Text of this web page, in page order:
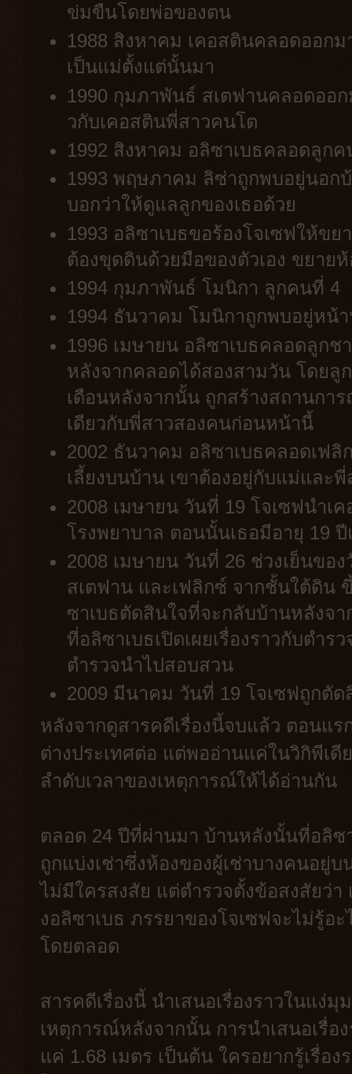
ข่มขืนโดยพ่อของตน
1988 สิงหาคม เคอสตินคลอดออก
เป็นแม่ตั้งแต่นั้นมา
1990 กุมภาพันธ์ สเตฟานคลอดออ
วกับเคอสตินพี่สาวคนโต
1992 สิงหาคม อลิซาเบธคลอดลูก
1993 พฤษภาคม ลิซ่าถูกพบอยู่นอก
บอกว่าให้ดูแลลูกของเธอด้วย
1993 อลิซาเบธขอร้องโจเซฟให้ข
ต้องขุดดินด้วยมือของตัวเอง ขยายห้
1994 กุมภาพันธ์ โมนิกา ลูกคนที่ 4
1994 ธันวาคม โมนิกาถูกพบอยู่หน้
1996 เมษายน อลิซาเบธคลอดลูก
หลังจากคลอดได้สองสามวัน โดยลู
เดือนหลังจากนั้น ถูกสร้างสถานก
เดียวกับพี่สาวสองคนก่อนหน้านี้
2002 ธันวาคม อลิซาเบธคลอดเฟ
เลี้ยงบนบ้าน เขาต้องอยู่กับแม่และ
2008 เมษายน วันที่ 19 โจเซฟนำเ
โรงพยาบาล ตอนนั้นเธอมีอายุ 19
2008 เมษายน วันที่ 26 ช่วงเย็นขอ
สเตฟาน และเฟลิกซ์ จากชั้นใต้ดิน
ซาเบธตัดสินใจที่จะกลับบ้านหลังจา
ที่อลิซาเบธเปิดเผยเรื่องราวกับตำร
ตำรวจนำไปสอบสวน
2009 มีนาคม วันที่ 19 โจเซฟถูกตั
หลังจากดูสารคดีเรื่องนี้จบแล้ว ตอนแร
ต่างประเทศต่อ แต่พออ่านแค่ในวิกิพีเดี
ลำดับเวลาของเหตุการณ์ให้ได้อ่านกัน
ตลอด 24 ปีที่ผ่านมา บ้านหลังนั้นที่อลิ
ถูกแบ่งเช่าซึ่งห้องของผู้เช่าบางคนอยู่
ไม่มีใครสงสัย แต่ตำรวจตั้งข้อสงสัยว่า
งอลิซาเบธ ภรรยาของโจเซฟจะไม่รู้อ
โดยตลอด
สารคดีเรื่องนี้ นำเสนอเรื่องราวในแง่
เหตุการณ์หลังจากนั้น การนำเสนอเรื่
แค่ 1.68 เมตร เป็นต้น ใครอยากรู้เรื่อ